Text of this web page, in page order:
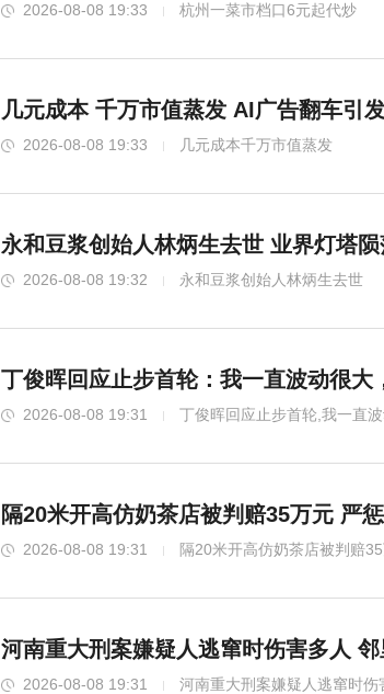
2026-08-08 19:33 杭州一菜市档口6元起代炒
几元成本 千万市值蒸发 AI广告翻车引
2026-08-08 19:33 几元成本千万市值蒸发
永和豆浆创始人林炳生去世 业界灯塔陨
2026-08-08 19:32 永和豆浆创始人林炳生去世
丁俊晖回应止步首轮：我一直波动很大
2026-08-08 19:31 丁俊晖回应止步首轮,我一直
隔20米开高仿奶茶店被判赔35万元 严
2026-08-08 19:31 隔20米开高仿奶茶店被判赔
河南重大刑案嫌疑人逃窜时伤害多人
2026-08-08 19:31 河南重大刑案嫌疑人逃窜时伤